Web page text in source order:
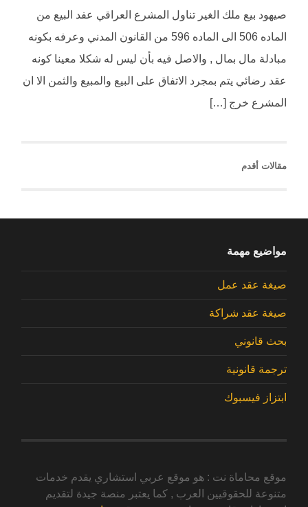
صيهود بيع ملك الغير تناول المشرع العراقي عفد البيع من
الماده 506 الى الماده 596 من القانون المدني وعرفه بكونه
مبادلة مال بمال , والاصل فيه بأن ليس له شكلا معينا كونه
عقد رضائي يتم بمجرد الاتفاق على البيع والمبيع والثمن الا ان
المشرع خرج […]
مقالات أقدم
مواضيع مهمة
صيغة عقد عمل
صيغة عقد شراكة
بحث قانوني
ترجمة قانونية
ابتزاز فيسبوك
موقع محاماة نت : هو موقع عربي استشاري يقدم خدمات
متنوعة للحقوقيين العرب , كما يعتبر منصة جيدة لتقديم